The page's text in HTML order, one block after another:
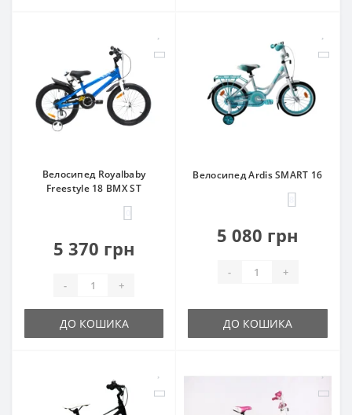
Велосипед Royalbaby
Freestyle 18 BMX ST
5 370 грн
- +
ДО КОШИКА
Велосипед Ardis SMART 16
5 080 грн
- +
ДО КОШИКА